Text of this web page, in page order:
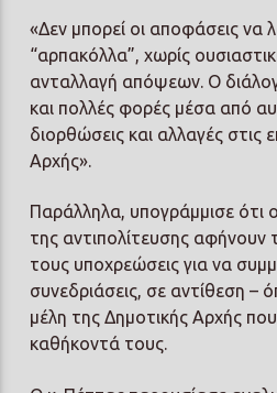
«Δεν μπορεί οι αποφάσεις να
“αρπακόλλα”, χωρίς
ανταλλαγή απόψεων. Ο
και πολλές φορές μέσα από
διορθώσεις και αλλαγές στις
Αρχής».
Παράλληλα, υπογράμμισε ότι
της αντιπολίτευσης αφήνουν
τους υποχρεώσεις για να
συνεδριάσεις, σε αντίθεση –
μέλη της Δημοτικής Αρχής
καθήκοντά τους.